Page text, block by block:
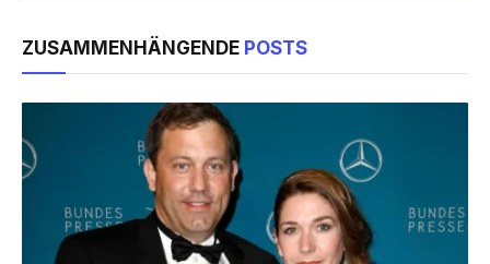
ZUSAMMENHÄNGENDE POSTS